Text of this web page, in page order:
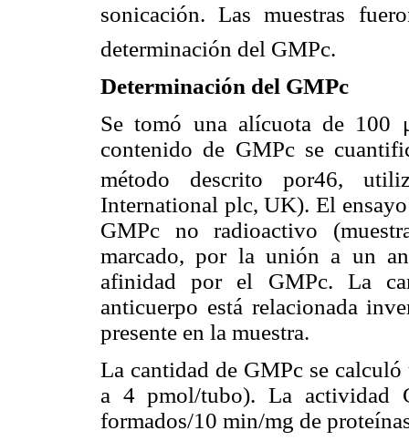
sonicación. Las muestras
determinación del GMPc.
Determinación del GMPc
Se tomó una alícuota de 100
contenido de GMPc se
método descrito por46,
International plc, UK). El
GMPc no radioactivo
marcado, por la unión a un
afinidad por el GMPc. La
anticuerpo está relacionada
presente en la muestra.
La cantidad de GMPc se
a 4 pmol/tubo). La actividad
formados/10 min/mg de